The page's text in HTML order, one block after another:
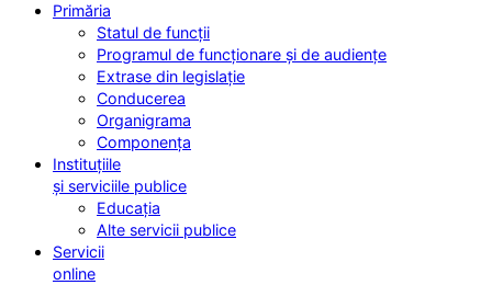
Primăria
Statul de funcții
Programul de funcționare și de audiențe
Extrase din legislație
Conducerea
Organigrama
Componența
Instituțiile
și serviciile publice
Educația
Alte servicii publice
Servicii
online